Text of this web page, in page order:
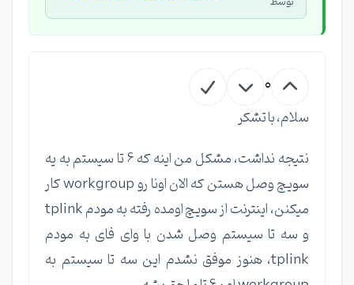
0
سلام، با تشکر
نتیجه نداشت، مشکل من اینه که 6 تا سیستم به یه
سویچ وصل هستن که الان اونا رو workgroup کار
میکنن، اینترنت از سویچ اومده رفته به مودم tplink
و سه تا سیستم وصل شدن با وای فای به مودم
tplink، هنوز موفق نشدم این سه تا سیستم به